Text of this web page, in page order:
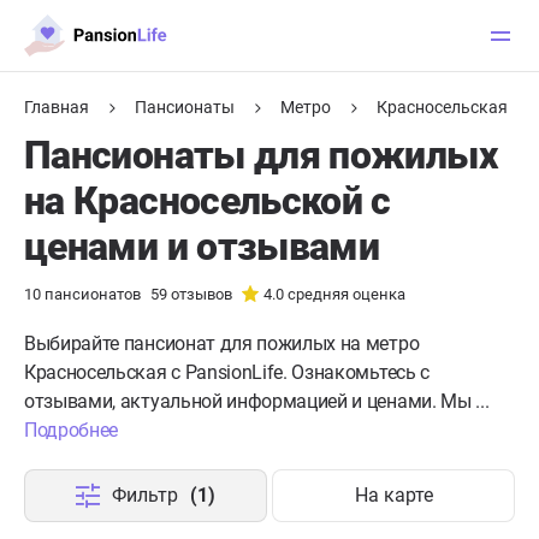
Главная Пансионаты Метро Красносельская
Пансионаты для пожилых
на Красносельской с
ценами и отзывами
10 пансионатов 59 отзывов 4.0 средняя оценка
Выбирайте пансионат для пожилых на метро
Красносельская с PansionLife. Ознакомьтесь с
отзывами, актуальной информацией и ценами. Мы ...
Подробнее
Фильтр (1) На карте